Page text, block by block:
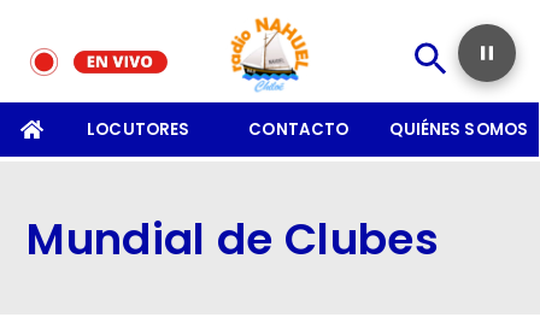
LOCUTORES CONTACTO QUIÉNES SOMOS
Mundial de Clubes